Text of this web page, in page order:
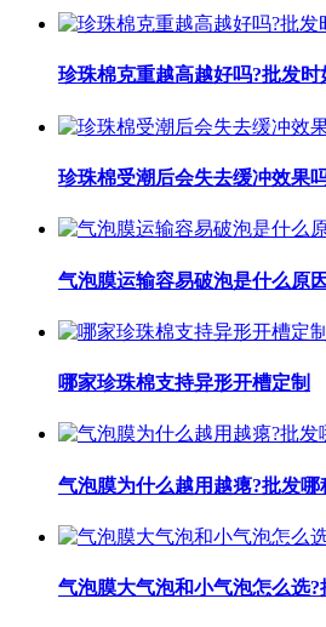
珍珠棉克重越高越好吗?批发时
珍珠棉受潮后会失去缓冲效果
气泡膜运输容易破泡是什么原
哪家珍珠棉支持异形开槽定制
气泡膜为什么越用越瘪?批发哪
气泡膜大气泡和小气泡怎么选?